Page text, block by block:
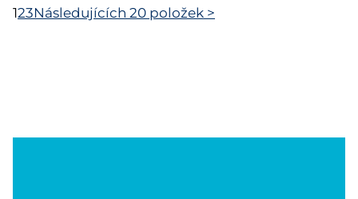
123Následujících 20 položek >